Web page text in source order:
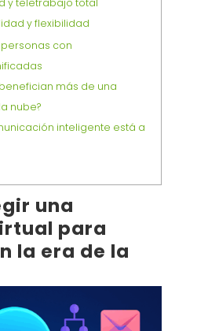
y teletrabajo total
y flexibilidad
con
más de una
nube?
inteligente está a
una
para
la era de la